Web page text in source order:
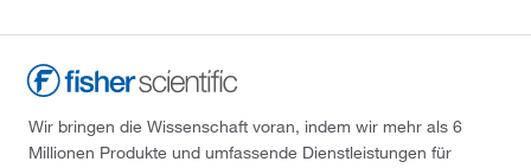
Wir bringen die Wissenschaft voran, indem wir mehr als 6
Millionen Produkte und umfassende Dienstleistungen für